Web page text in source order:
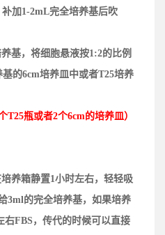
加1-2mL完全培养基后吹
基，将细胞悬液按1:2的比例
的6cm培养皿中或者T25培养
T25瓶或者2个6cm的培养皿）
养箱静置1小时左右，轻轻吸
3ml的完全培养基，如果培养
右FBS，传代的时候可以直接